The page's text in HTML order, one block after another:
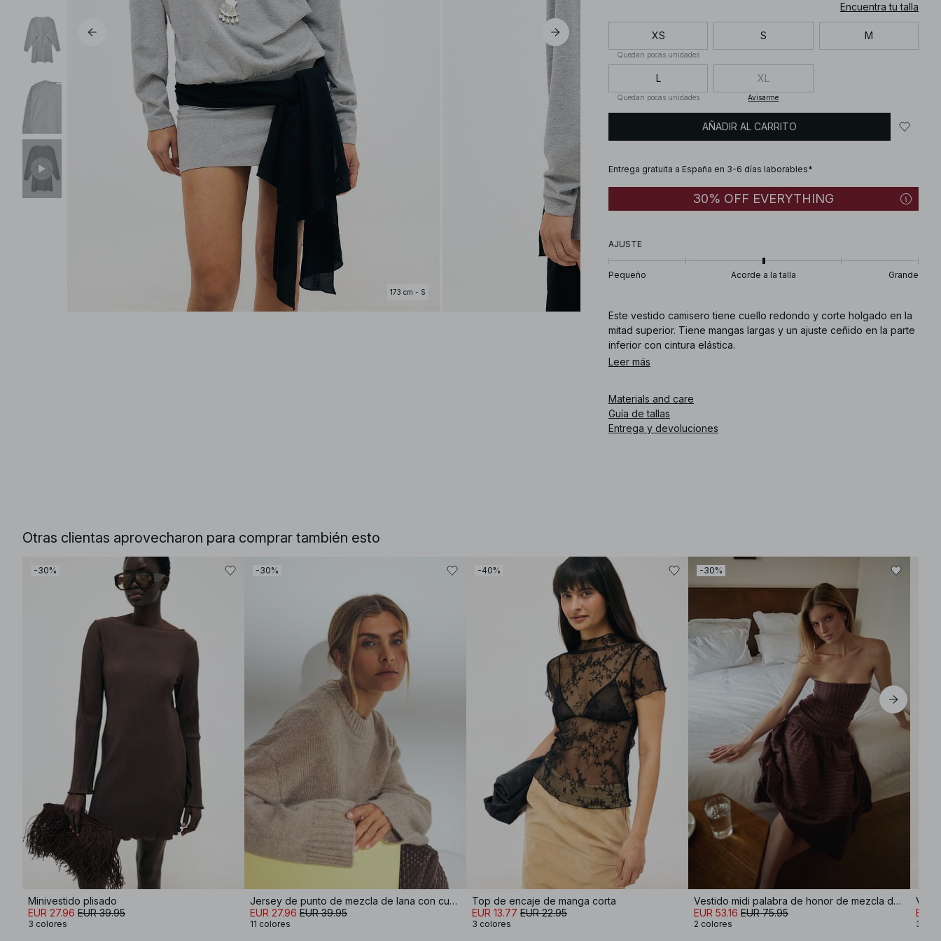
173 cm - S
Encuentra tu talla
XS
Quedan pocas unidades
S M
L
Quedan pocas unidades
XL
Avisarme
AÑADIR AL CARRITO
Entrega gratuita a España en 3-6 días laborables*
30% OFF EVERYTHING
AJUSTE
Pequeño Acorde a la talla Grande
Este vestido camisero tiene cuello redondo y corte holgado en la
mitad superior. Tiene mangas largas y un ajuste ceñido en la parte
inferior con cintura elástica.
Leer más
Materials and care
Guía de tallas
Entrega y devoluciones
Otras clientas aprovecharon para comprar también esto
-30%
Minivestido plisado
EUR 27.96 EUR 39.95
3 colores
-30%
Jersey de punto de mezcla de lana con cuello redondo
EUR 27.96 EUR 39.95
11 colores
-40%
Top de encaje de manga corta
EUR 13.77 EUR 22.95
3 colores
-30%
Vestido midi palabra de honor de mezcla de lino
EUR 53.16 EUR 75.95
2 colores
EUR
3